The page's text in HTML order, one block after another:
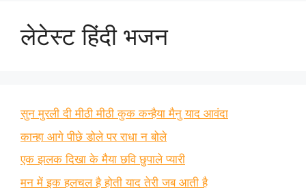
लेटेस्ट हिंदी भजन
सुन मुरली दी मीठी मीठी कुक कन्हैया मैनु याद आवंदा
कान्हा आगे पीछे डोले पर राधा न बोले
एक झलक दिखा के मैया छवि छुपाले प्यारी
मन में इक हलचल है होती याद तेरी जब आती है